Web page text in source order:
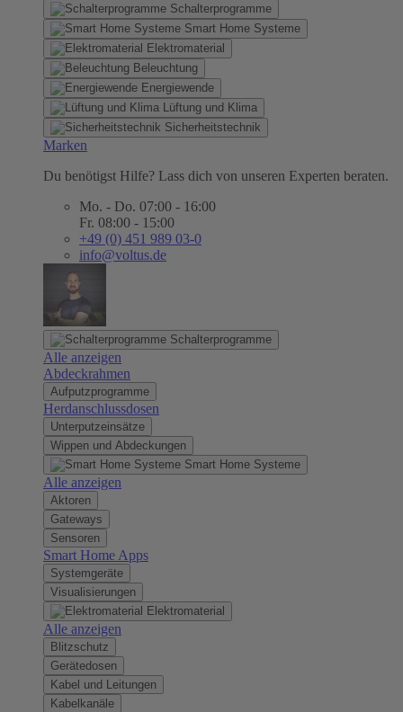
Schalterprogramme
Smart Home Systeme
Elektromaterial
Beleuchtung
Energiewende
Lüftung und Klima
Sicherheitstechnik
Marken
Du benötigst Hilfe? Lass dich von unseren Experten beraten.
Mo. - Do. 07:00 - 16:00
Fr. 08:00 - 15:00
+49 (0) 451 989 03-0
info@voltus.de
Schalterprogramme
Alle anzeigen
Abdeckrahmen
Aufputzprogramme
Herdanschlussdosen
Unterputzeinsätze
Wippen und Abdeckungen
Smart Home Systeme
Alle anzeigen
Aktoren
Gateways
Sensoren
Smart Home Apps
Systemgeräte
Visualisierungen
Elektromaterial
Alle anzeigen
Blitzschutz
Gerätedosen
Kabel und Leitungen
Kabelkanäle